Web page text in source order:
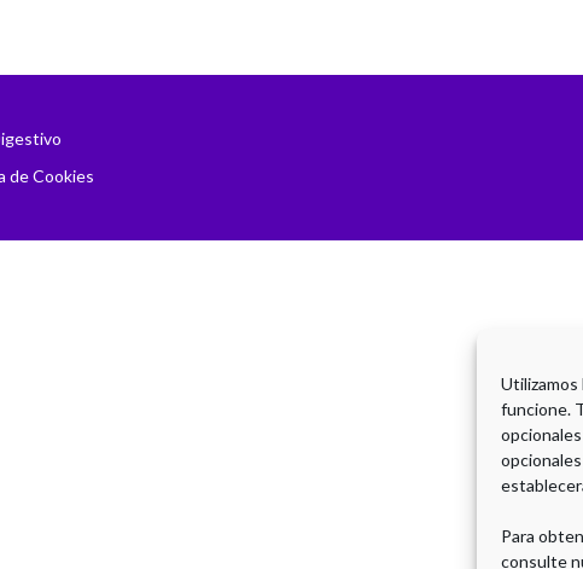
funcione.
Para
consulte
de Cookies